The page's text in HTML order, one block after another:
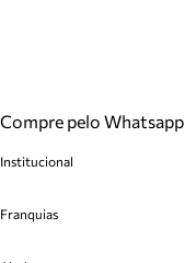
Compre pelo Whatsapp
Institucional
Cashback
Franquias